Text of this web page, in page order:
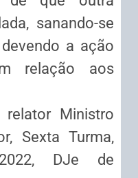
sanando-se
a ação
relação aos
relator Ministro
Sexta Turma,
DJe de